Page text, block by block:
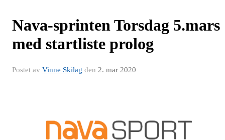
Nava-sprinten Torsdag 5.mars
med startliste prolog
Postet av Vinne Skilag den 2. mar 2020